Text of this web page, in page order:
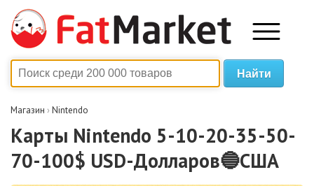
Магазин › Nintendo
Карты Nintendo 5-10-20-35-50-
70-100$ USD-Долларов🔵США